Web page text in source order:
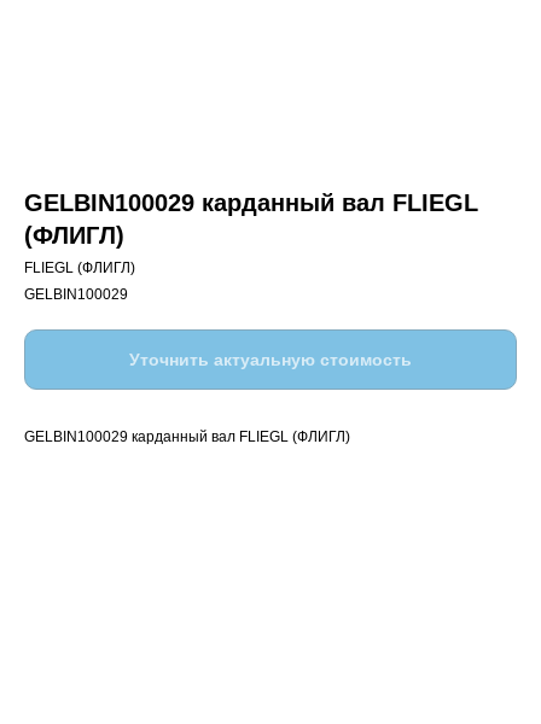
GELBIN100029 карданный вал FLIEGL
(ФЛИГЛ)
FLIEGL (ФЛИГЛ)
GELBIN100029
Уточнить актуальную стоимость
GELBIN100029 карданный вал FLIEGL (ФЛИГЛ)